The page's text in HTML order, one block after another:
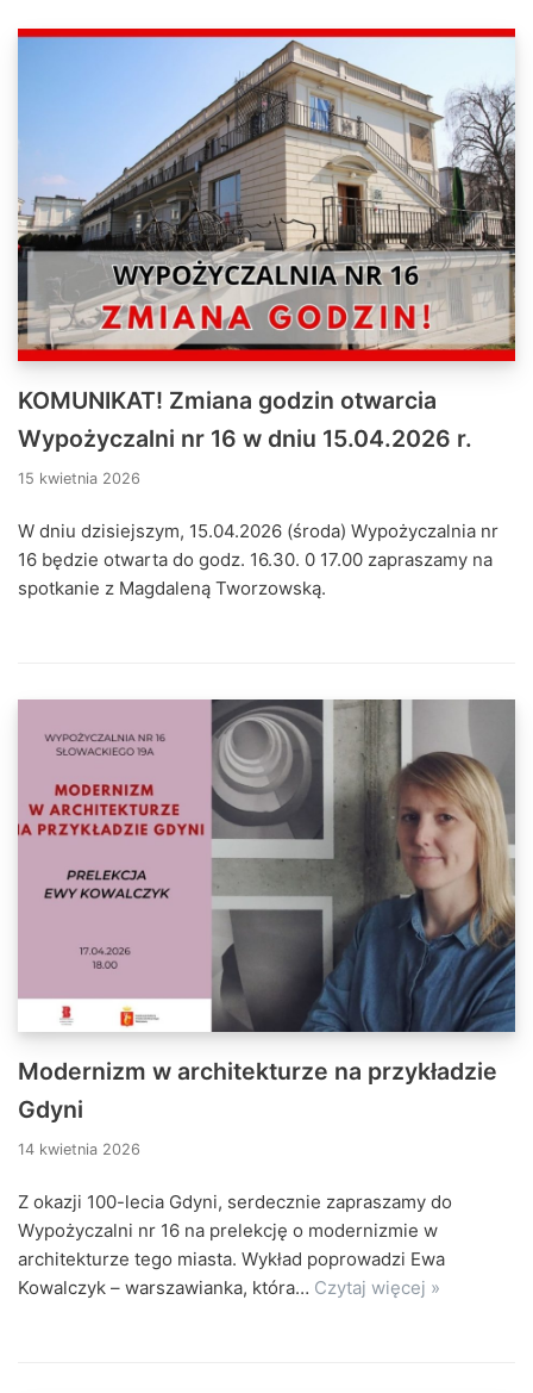
KOMUNIKAT! Zmiana godzin otwarcia
Wypożyczalni nr 16 w dniu 15.04.2026 r.
15 kwietnia 2026
W dniu dzisiejszym, 15.04.2026 (środa) Wypożyczalnia nr
16 będzie otwarta do godz. 16.30. 0 17.00 zapraszamy na
spotkanie z Magdaleną Tworzowską.
Modernizm w architekturze na przykładzie
Gdyni
14 kwietnia 2026
Z okazji 100-lecia Gdyni, serdecznie zapraszamy do
Wypożyczalni nr 16 na prelekcję o modernizmie w
architekturze tego miasta. Wykład poprowadzi Ewa
Kowalczyk – warszawianka, która… Czytaj więcej »